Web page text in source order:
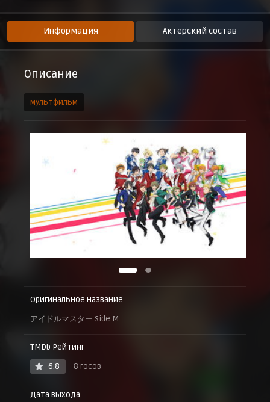
Эпизод 12
23 декабря 2017 г.
Эпизод 13
30 декабря 2017 г.
Информация Актерский состав
Описание
мультфильм
Оригинальное название
アイドルマスター Side M
TMDb Рейтинг
6.8
8 госов
Дата выхода